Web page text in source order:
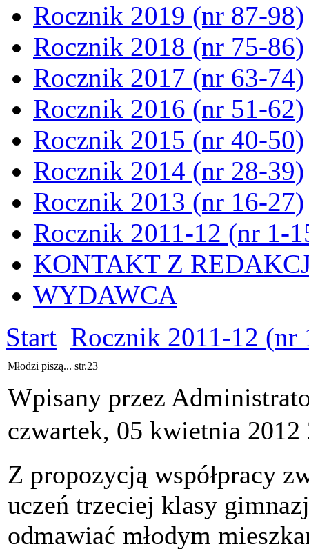
Rocznik 2019 (nr 87-98)
Rocznik 2018 (nr 75-86)
Rocznik 2017 (nr 63-74)
Rocznik 2016 (nr 51-62)
Rocznik 2015 (nr 40-50)
Rocznik 2014 (nr 28-39)
Rocznik 2013 (nr 16-27)
Rocznik 2011-12 (nr 1-
KONTAKT Z
WYDAWCA
Start Rocznik 2011-12 (nr
Młodzi piszą... str.23
Wpisany przez
czwartek, 05 kwietnia 2012
Z propozycją współpracy
uczeń trzeciej klasy
odmawiać młodym